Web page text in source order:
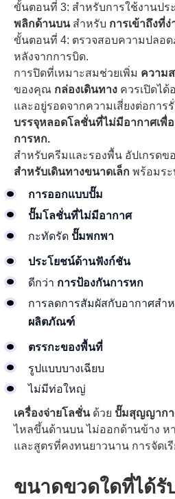
ขั้นตอนที่ 3: สำหรับการใช้งานปร
พลิกด้านบนสำหรับ การเข้าถึงที่ง่
ขั้นตอนที่ 4: ตรวจสอบความปลอด
หลังจากการบิด.
การปิดที่เหมาะสมช่วยเพิ่ม ความ
ของคุณ กล่องเดินทาง ควรเปิดได้
และอยู่รอดจากความเสี่ยงต่อกา
บรรจุหลอดโลชั่นที่ไม่มีอากาศเพื่
การหก.
สำหรับครีมและรองพื้น อัปเกรด
สำหรับเดินทางขนาดเล็ก พร้อมร
การออกแบบปั๊ม
ปั๊มโลชั่นที่ไม่มีอากาศ
กะทัดรัด ปั๊มพกพา
ประโยชน์ด้านฟังก์ชัน
ดีกว่า การป้องกันการหก
การลดการสัมผัสกับอากาศสำ
ผลิตภัณฑ์
ตรรกะของพื้นที่
รูปแบบบางเฉียบ
ไม่มีท่อใหญ่
เครื่องจ่ายโลชั่นด้วย ปั๊มสุญญาก
ไหลขึ้นด้านบน ไม่ออกด้านข้าง ห
และสูตรที่คงทนยาวนาน การจัดเ
ขนาดขวดใดที่ได้รั